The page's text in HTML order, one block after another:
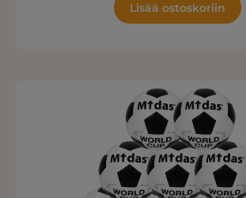
Lisää ostoskoriin